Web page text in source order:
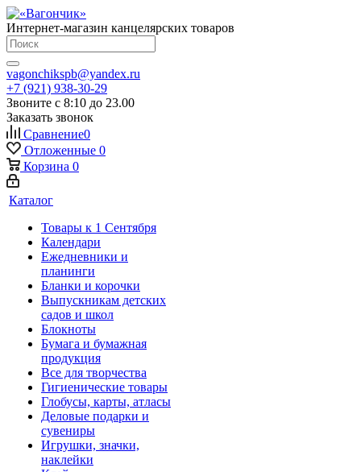
Интернет-магазин канцелярских товаров
vagonchikspb@yandex.ru
+7 (921) 938-30-29
Звоните с 8:10 до 23.00
Заказать звонок
Сравнение0
Отложенные 0
Корзина 0
Каталог
Товары к 1 Сентября
Календари
Ежедневники и
планинги
Бланки и корочки
Выпускникам детских
садов и школ
Блокноты
Бумага и бумажная
продукция
Все для творчества
Гигиенические товары
Глобусы, карты, атласы
Деловые подарки и
сувениры
Игрушки, значки,
наклейки